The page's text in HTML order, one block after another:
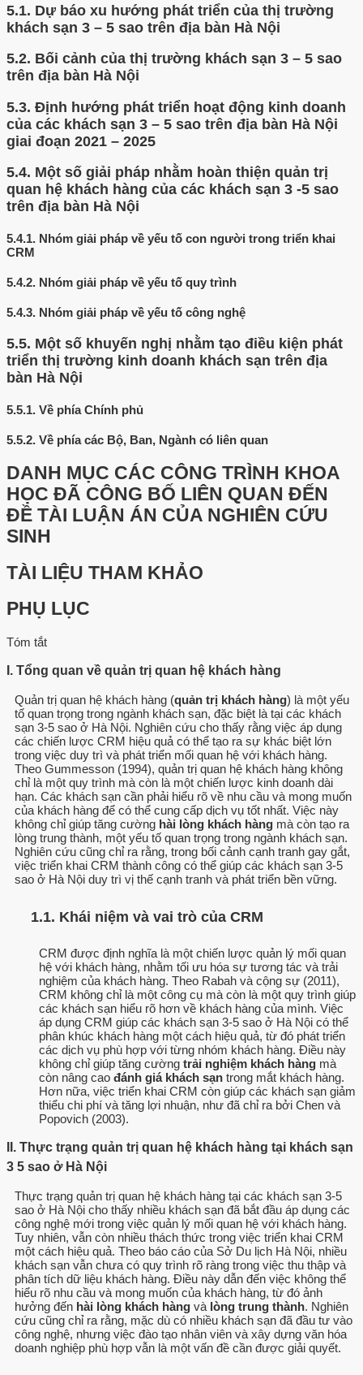
5.1. Dự báo xu hướng phát triển của thị trường
khách sạn 3 – 5 sao trên địa bàn Hà Nội
5.2. Bối cảnh của thị trường khách sạn 3 – 5 sao
trên địa bàn Hà Nội
5.3. Định hướng phát triển hoạt động kinh doanh
của các khách sạn 3 – 5 sao trên địa bàn Hà Nội
giai đoạn 2021 – 2025
5.4. Một số giải pháp nhằm hoàn thiện quản trị
quan hệ khách hàng của các khách sạn 3 -5 sao
trên địa bàn Hà Nội
5.4.1. Nhóm giải pháp về yếu tố con người trong triển khai
CRM
5.4.2. Nhóm giải pháp về yếu tố quy trình
5.4.3. Nhóm giải pháp về yếu tố công nghệ
5.5. Một số khuyến nghị nhằm tạo điều kiện phát
triển thị trường kinh doanh khách sạn trên địa
bàn Hà Nội
5.5.1. Về phía Chính phủ
5.5.2. Về phía các Bộ, Ban, Ngành có liên quan
DANH MỤC CÁC CÔNG TRÌNH KHOA
HỌC ĐÃ CÔNG BỐ LIÊN QUAN ĐẾN
ĐỀ TÀI LUẬN ÁN CỦA NGHIÊN CỨU
SINH
TÀI LIỆU THAM KHẢO
PHỤ LỤC
Tóm tắt
I. Tổng quan về quản trị quan hệ khách hàng
Quản trị quan hệ khách hàng (quản trị khách hàng) là một yếu
tố quan trọng trong ngành khách sạn, đặc biệt là tại các khách
sạn 3-5 sao ở Hà Nội. Nghiên cứu cho thấy rằng việc áp dụng
các chiến lược CRM hiệu quả có thể tạo ra sự khác biệt lớn
trong việc duy trì và phát triển mối quan hệ với khách hàng.
Theo Gummesson (1994), quản trị quan hệ khách hàng không
chỉ là một quy trình mà còn là một chiến lược kinh doanh dài
hạn. Các khách sạn cần phải hiểu rõ về nhu cầu và mong muốn
của khách hàng để có thể cung cấp dịch vụ tốt nhất. Việc này
không chỉ giúp tăng cường hài lòng khách hàng mà còn tạo ra
lòng trung thành, một yếu tố quan trọng trong ngành khách sạn.
Nghiên cứu cũng chỉ ra rằng, trong bối cảnh cạnh tranh gay gắt,
việc triển khai CRM thành công có thể giúp các khách sạn 3-5
sao ở Hà Nội duy trì vị thế cạnh tranh và phát triển bền vững.
1.1. Khái niệm và vai trò của CRM
CRM được định nghĩa là một chiến lược quản lý mối quan
hệ với khách hàng, nhằm tối ưu hóa sự tương tác và trải
nghiệm của khách hàng. Theo Rabah và cộng sự (2011),
CRM không chỉ là một công cụ mà còn là một quy trình giúp
các khách sạn hiểu rõ hơn về khách hàng của mình. Việc
áp dụng CRM giúp các khách sạn 3-5 sao ở Hà Nội có thể
phân khúc khách hàng một cách hiệu quả, từ đó phát triển
các dịch vụ phù hợp với từng nhóm khách hàng. Điều này
không chỉ giúp tăng cường trải nghiệm khách hàng mà
còn nâng cao đánh giá khách sạn trong mắt khách hàng.
Hơn nữa, việc triển khai CRM còn giúp các khách sạn giảm
thiểu chi phí và tăng lợi nhuận, như đã chỉ ra bởi Chen và
Popovich (2003).
II. Thực trạng quản trị quan hệ khách hàng tại khách sạn
3 5 sao ở Hà Nội
Thực trạng quản trị quan hệ khách hàng tại các khách sạn 3-5
sao ở Hà Nội cho thấy nhiều khách sạn đã bắt đầu áp dụng các
công nghệ mới trong việc quản lý mối quan hệ với khách hàng.
Tuy nhiên, vẫn còn nhiều thách thức trong việc triển khai CRM
một cách hiệu quả. Theo báo cáo của Sở Du lịch Hà Nội, nhiều
khách sạn vẫn chưa có quy trình rõ ràng trong việc thu thập và
phân tích dữ liệu khách hàng. Điều này dẫn đến việc không thể
hiểu rõ nhu cầu và mong muốn của khách hàng, từ đó ảnh
hưởng đến hài lòng khách hàng và lòng trung thành. Nghiên
cứu cũng chỉ ra rằng, mặc dù có nhiều khách sạn đã đầu tư vào
công nghệ, nhưng việc đào tạo nhân viên và xây dựng văn hóa
doanh nghiệp phù hợp vẫn là một vấn đề cần được giải quyết.